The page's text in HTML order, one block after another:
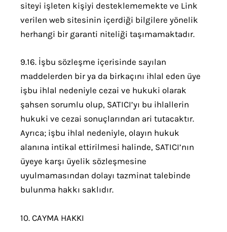
siteyi işleten kişiyi desteklememekte ve Link
verilen web sitesinin içerdiği bilgilere yönelik
herhangi bir garanti niteliği taşımamaktadır.
9.16. İşbu sözleşme içerisinde sayılan
maddelerden bir ya da birkaçını ihlal eden üye
işbu ihlal nedeniyle cezai ve hukuki olarak
şahsen sorumlu olup, SATICI’yı bu ihlallerin
hukuki ve cezai sonuçlarından ari tutacaktır.
Ayrıca; işbu ihlal nedeniyle, olayın hukuk
alanına intikal ettirilmesi halinde, SATICI’nın
üyeye karşı üyelik sözleşmesine
uyulmamasından dolayı tazminat talebinde
bulunma hakkı saklıdır.
10. CAYMA HAKKI